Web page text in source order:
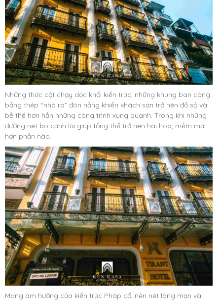
Những thức cột chạy dọc khối kiến trúc, những khung ban công
bằng thép “nhô ra” đón nắng khiến khách sạn trở nên đồ sộ và
bề thế hơn hẳn những công trình xung quanh. Trong khi những
đường nét bo cạnh lại giúp tổng thể trở nên hài hòa, mềm mại
hơn phần nào.
Mang âm hưởng của kiến trúc Pháp cổ, nên nét lãng mạn và